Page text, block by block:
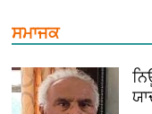
ਸਮਾਜਕ